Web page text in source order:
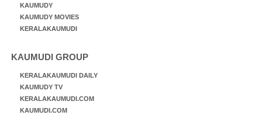
KAUMUDY
KAUMUDY MOVIES
KERALAKAUMUDI
KAUMUDI GROUP
KERALAKAUMUDI DAILY
KAUMUDY TV
KERALAKAUMUDI.COM
KAUMUDI.COM